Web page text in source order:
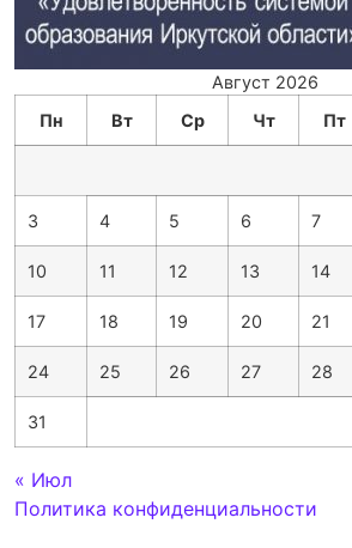
Август 2026
Пн
Вт Ср Чт Пт
3 4 5 6 7
10 11 12 13 14
17 18 19 20 21
24 25 26 27 28
31
« Июл
Политика конфиденциальности